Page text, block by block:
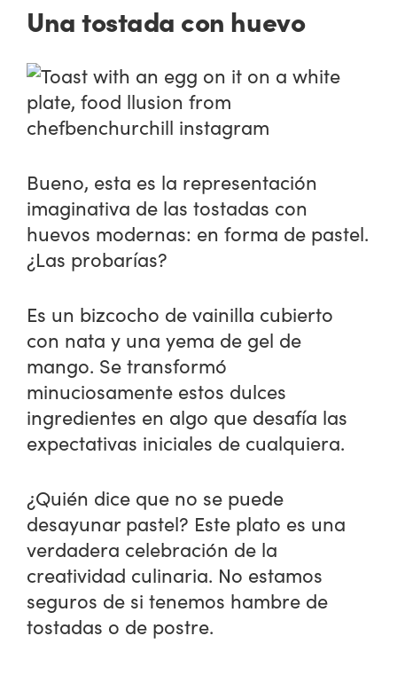
Una tostada con huevo
Bueno, esta es la representación
imaginativa de las tostadas con
huevos modernas: en forma de pastel.
¿Las probarías?
Es un bizcocho de vainilla cubierto
con nata y una yema de gel de
mango. Se transformó
minuciosamente estos dulces
ingredientes en algo que desafía las
expectativas iniciales de cualquiera.
¿Quién dice que no se puede
desayunar pastel? Este plato es una
verdadera celebración de la
creatividad culinaria. No estamos
seguros de si tenemos hambre de
tostadas o de postre.